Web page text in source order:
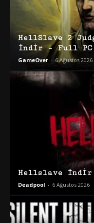
HellSlave 2
İndir – Full PC
GameOver - 6 Ağustos 2026
Hellslave İndir
Deadpool - 6 Ağustos 2026